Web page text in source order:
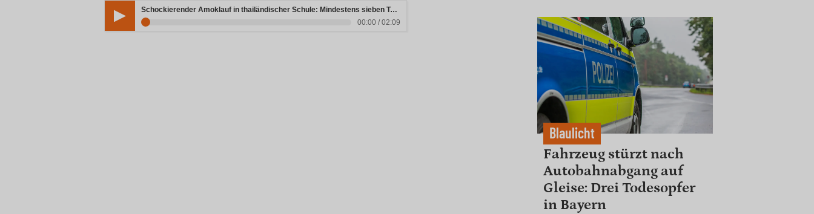
Schockierender Amoklauf in thailändischer Schule: Mindestens sieben Todesfälle zu beklagen
00:00 / 02:09
Blaulicht
Fahrzeug stürzt nach
Autobahnabgang auf
Gleise: Drei Todesopfer
in Bayern